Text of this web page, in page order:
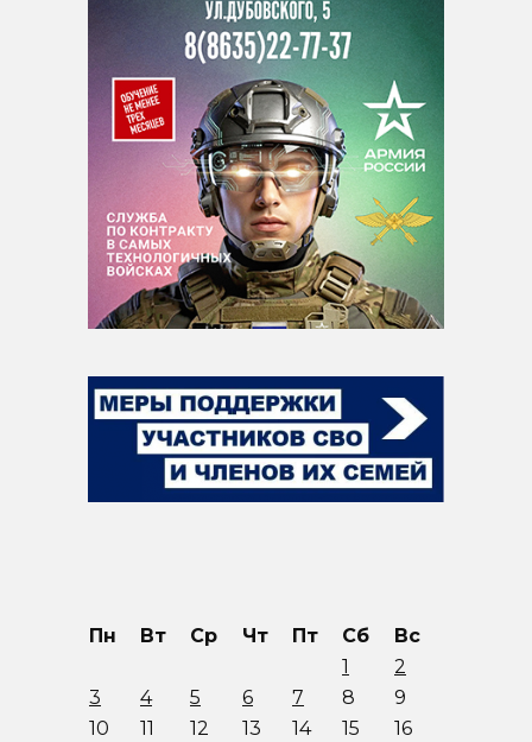
Пн Вт Ср Чт Пт Сб
Вс
1
2
3
4 5 6 7 8
9
10
11 12 13 14 15
16